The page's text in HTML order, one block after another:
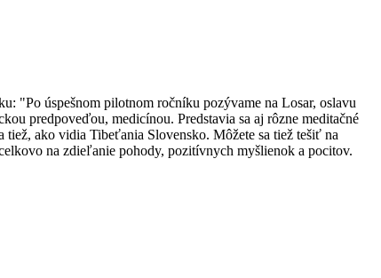
"Po úspešnom pilotnom ročníku pozývame na Losar, oslavu
predpoveďou, medicínou. Predstavia sa aj rôzne meditačné
ako vidia Tibeťania Slovensko. Môžete sa tiež tešiť na
na zdieľanie pohody, pozitívnych myšlienok a pocitov.